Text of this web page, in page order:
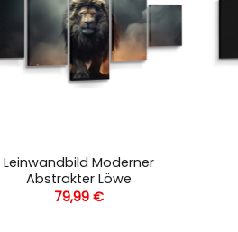
Leinwandbild Moderner
Abstrakter Löwe
79,99€